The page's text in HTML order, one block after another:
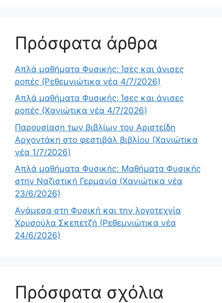
Πρόσφατα άρθρα
Απλά μαθήματα Φυσικής: Ίσες και άνισες
ροπές (Ρεθεμνιώτικα νέα 4/7/2026)
Απλά μαθήματα Φυσικής: Ίσες και άνισες
ροπές (Χανιώτικα νέα 4/7/2026)
Παρουσίαση των βιβλίων του Αριστείδη
Αρχοντάκη στο φεστιβάλ βιβλίου (Χανιώτικα
νέα 1/7/2026)
Απλά μαθήματα Φυσικής: Μαθήματα Φυσικής
στην Ναζιστική Γερμανία (Χανιώτικα νέα
23/6/2026)
Ανάμεσα στη Φυσική και την λογοτεχνία
Χρυσούλα Σκεπετζή (Ρεθεμνιώτικα νέα
24/6/2026)
Πρόσφατα σχόλια